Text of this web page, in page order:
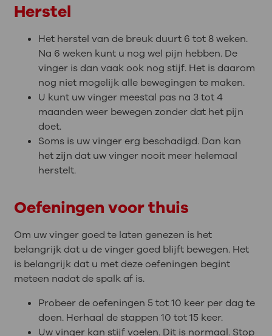
Herstel
Het herstel van de breuk duurt 6 tot 8 weken.
Na 6 weken kunt u nog wel pijn hebben. De
vinger is dan vaak ook nog stijf. Het is daarom
nog niet mogelijk alle bewegingen te maken.
U kunt uw vinger meestal pas na 3 tot 4
maanden weer bewegen zonder dat het pijn
doet.
Soms is uw vinger erg beschadigd. Dan kan
het zijn dat uw vinger nooit meer helemaal
herstelt.
Oefeningen voor thuis
Om uw vinger goed te laten genezen is het
belangrijk dat u de vinger goed blijft bewegen. Het
is belangrijk dat u met deze oefeningen begint
meteen nadat de spalk af is.
Probeer de oefeningen 5 tot 10 keer per dag te
doen. Herhaal de stappen 10 tot 15 keer.
Uw vinger kan stijf voelen. Dit is normaal. Stop